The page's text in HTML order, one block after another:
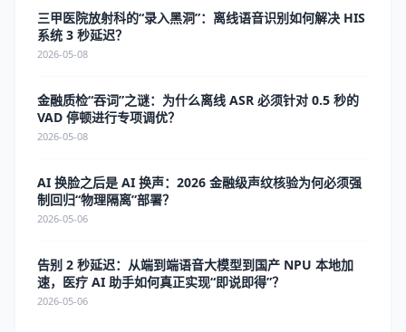
三甲医院放射科的“录入黑洞”：离线语音识别如何解决 HIS
系统 3 秒延迟？
2026-05-08
金融质检“吞词”之谜：为什么离线 ASR 必须针对 0.5 秒的
VAD 停顿进行专项调优？
2026-05-08
AI 换脸之后是 AI 换声：2026 金融级声纹核验为何必须强
制回归“物理隔离”部署？
2026-05-06
告别 2 秒延迟：从端到端语音大模型到国产 NPU 本地加
速，医疗 AI 助手如何真正实现“即说即得”？
2026-05-06